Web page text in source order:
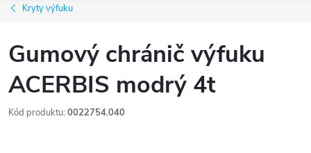
Kryty výfuku
Gumový chránič výfuku
ACERBIS modrý 4t
Kód produktu: 0022754.040